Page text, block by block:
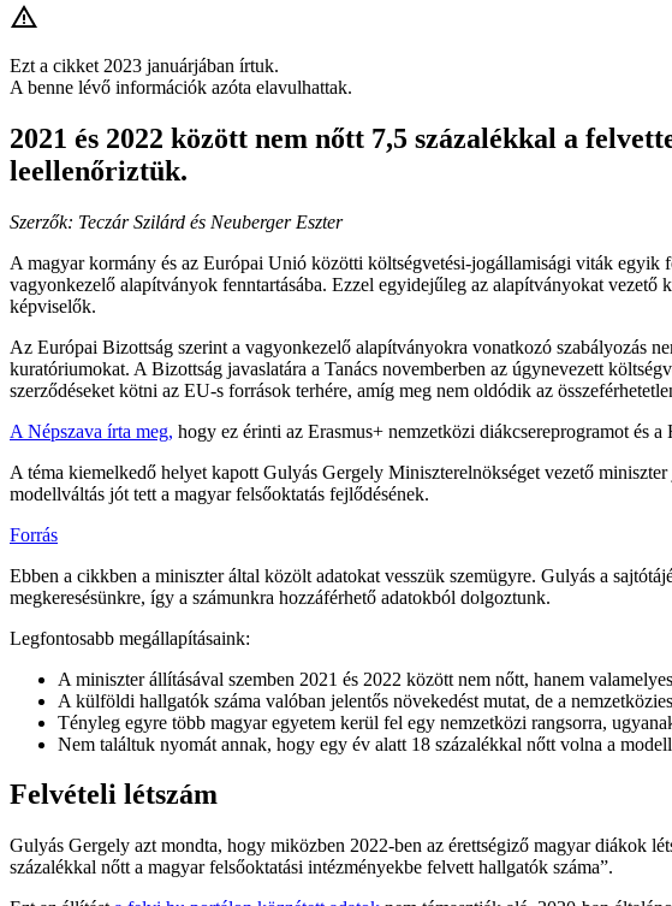
Ezt a cikket 2023 januárjában írtuk.
A benne lévő információk azóta elavulhattak.
2021 és 2022 között nem nőtt 7,5 százalékkal a
leellenőriztük.
Szerzők: Teczár Szilárd és Neuberger Eszter
A magyar kormány és az Európai Unió közötti költségvetési-jogállamisági viták egyik
vagyonkezelő alapítványok fenntartásába. Ezzel egyidejűleg az alapítványokat
képviselők.
Az Európai Bizottság szerint a vagyonkezelő alapítványokra vonatkozó szabályozás
kuratóriumokat. A Bizottság javaslatára a Tanács novemberben az úgynevezett
szerződéseket kötni az EU-s források terhére, amíg meg nem oldódik az
A Népszava írta meg, hogy ez érinti az Erasmus+ nemzetközi diákcsereprogramot és
A téma kiemelkedő helyet kapott Gulyás Gergely Miniszterelnökséget vezető
modellváltás jót tett a magyar felsőoktatás fejlődésének.
Forrás
Ebben a cikkben a miniszter által közölt adatokat vesszük szemügyre. Gulyás a
megkeresésünkre, így a számunkra hozzáférhető adatokból dolgoztunk.
Legfontosabb megállapításaink:
A miniszter állításával szemben 2021 és 2022 között nem nőtt, hanem
A külföldi hallgatók száma valóban jelentős növekedést mutat, de a
Tényleg egyre több magyar egyetem kerül fel egy nemzetközi rangsorra,
Nem találtuk nyomát annak, hogy egy év alatt 18 százalékkal nőtt volna a
Felvételi létszám
Gulyás Gergely azt mondta, hogy miközben 2022-ben az érettségiző magyar diákok
százalékkal nőtt a magyar felsőoktatási intézményekbe felvett hallgatók száma”.